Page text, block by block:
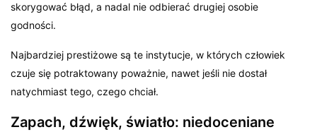
skorygować błąd, a nadal nie odbierać drugiej osobie
godności.
Najbardziej prestiżowe są te instytucje, w których człowiek
czuje się potraktowany poważnie, nawet jeśli nie dostał
natychmiast tego, czego chciał.
Zapach, dźwięk, światło: niedoceniane